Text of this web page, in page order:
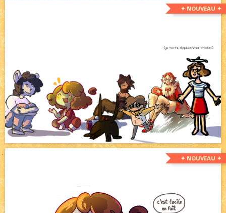
✦ NOUVEAU ✦
✦ NOUVEAU ✦